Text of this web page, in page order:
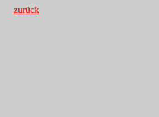
zurück